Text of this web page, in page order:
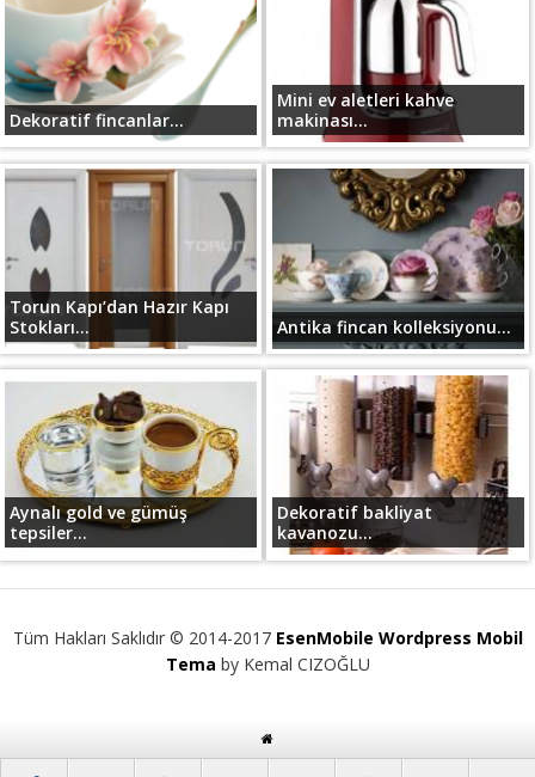
Dekoratif fincanlar...
Mini ev aletleri kahve
makinası...
Torun Kapı’dan Hazır Kapı
Stokları...
Antika fincan kolleksiyonu...
Aynalı gold ve gümüş
tepsiler...
Dekoratif bakliyat
kavanozu...
Tüm Hakları Saklıdır © 2014-2017 EsenMobile Wordpress Mobil
Tema by Kemal CIZOĞLU